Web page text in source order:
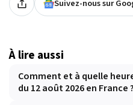
Suivez-nous sur
À lire aussi
Comment et à quelle
du 12 août 2026 en France ?